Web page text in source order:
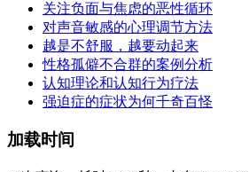
关注负面与焦虑的恶性循环
对声音敏感的心理调节方法
越是不舒服，越要动起来
性格孤僻不合群的案例分析
认知理论和认知行为疗法
强迫症的症状为何千奇百怪
加载时间